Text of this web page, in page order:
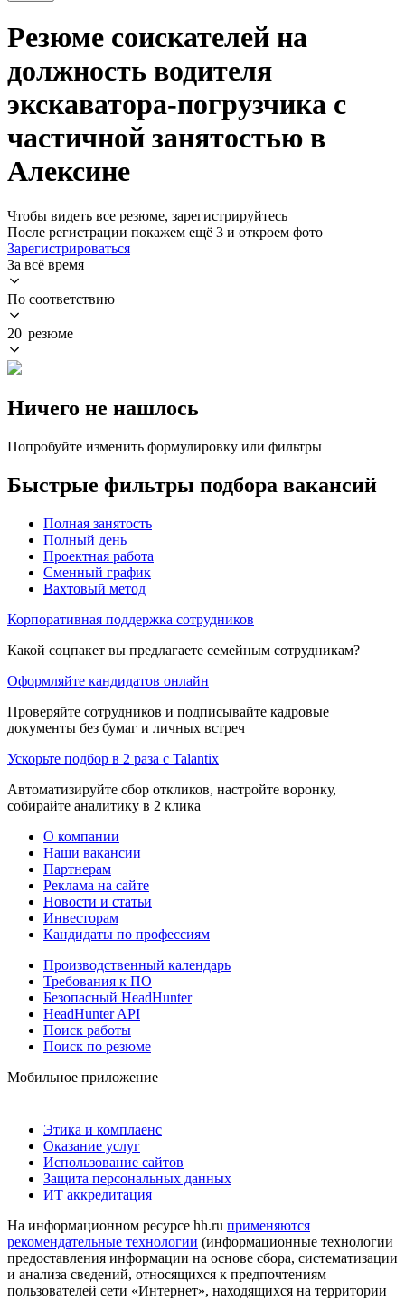
Резюме соискателей на
должность водителя
экскаватора-погрузчика с
частичной занятостью в
Алексине
Чтобы видеть все резюме, зарегистрируйтесь
После регистрации покажем ещё 3 и откроем фото
Зарегистрироваться
За всё время
По соответствию
20 резюме
Ничего не нашлось
Попробуйте изменить формулировку или фильтры
Быстрые фильтры подбора вакансий
Полная занятость
Полный день
Проектная работа
Сменный график
Вахтовый метод
Корпоративная поддержка сотрудников
Какой соцпакет вы предлагаете семейным сотрудникам?
Оформляйте кандидатов онлайн
Проверяйте сотрудников и подписывайте кадровые
документы без бумаг и личных встреч
Ускорьте подбор в 2 раза с Talantix
Автоматизируйте сбор откликов, настройте воронку,
собирайте аналитику в 2 клика
О компании
Наши вакансии
Партнерам
Реклама на сайте
Новости и статьи
Инвесторам
Кандидаты по профессиям
Производственный календарь
Требования к ПО
Безопасный HeadHunter
HeadHunter API
Поиск работы
Поиск по резюме
Мобильное приложение
Этика и комплаенс
Оказание услуг
Использование сайтов
Защита персональных данных
ИТ аккредитация
На информационном ресурсе hh.ru применяются
рекомендательные технологии (информационные технологии
предоставления информации на основе сбора, систематизации
и анализа сведений, относящихся к предпочтениям
пользователей сети «Интернет», находящихся на территории